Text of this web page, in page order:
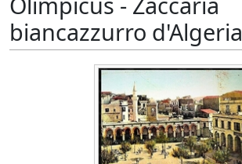
biancazzurro d'Algeria